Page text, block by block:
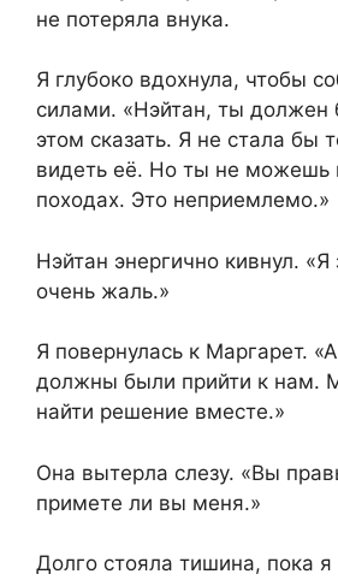
не потеряла внука.
Я глубоко вдохнула, чтобы
силами. «Нэйтан, ты должен
этом сказать. Я не стала бы
видеть её. Но ты не можешь
походах. Это неприемлемо.»
Нэйтан энергично кивнул.
очень жаль.»
Я повернулась к Маргарет.
должны были прийти к нам.
найти решение вместе.»
Она вытерла слезу. «Вы
примете ли вы меня.»
Долго стояла тишина, пока я